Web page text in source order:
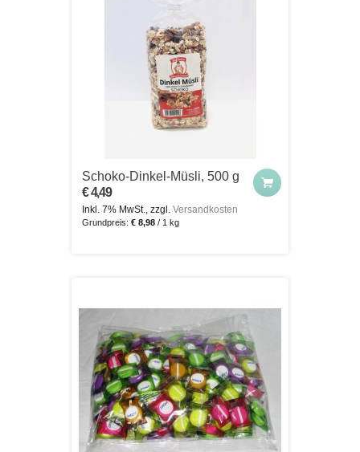
Schoko-Dinkel-Müsli, 500 g
€ 4,49
Inkl. 7% MwSt., zzgl. Versandkosten
Grundpreis: € 8,98 / 1 kg